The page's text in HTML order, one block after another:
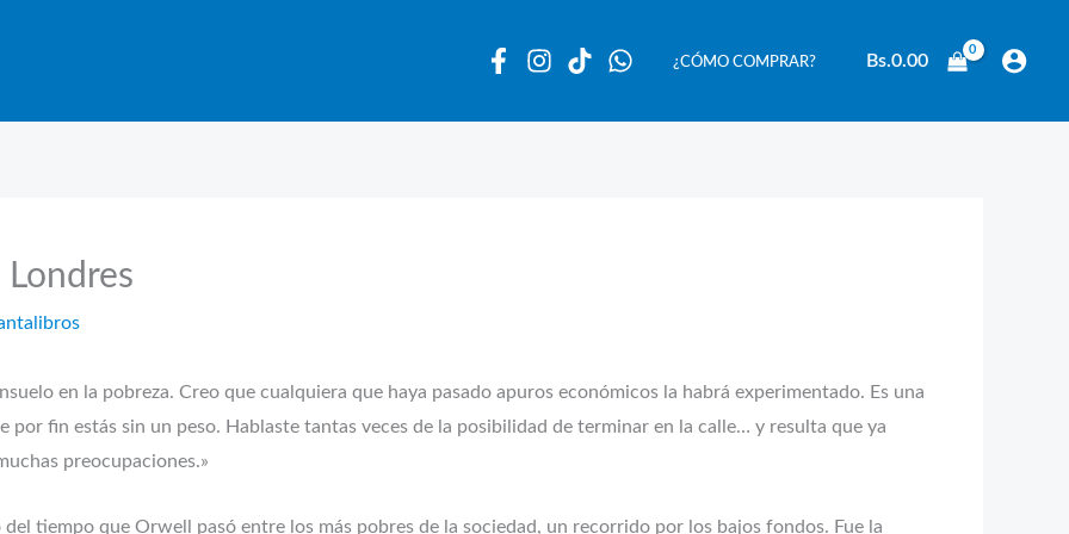
¿CÓMO COMPRAR? Bs.0.00
en la pobreza. Creo que cualquiera que haya pasado apuros económicos la habrá experimentado. Es una
por fin estás sin un peso. Hablaste tantas veces de la posibilidad de terminar en la calle… y resulta que ya
preocupaciones.»
tiempo que Orwell pasó entre los más pobres de la sociedad, un recorrido por los bajos fondos. Fue la